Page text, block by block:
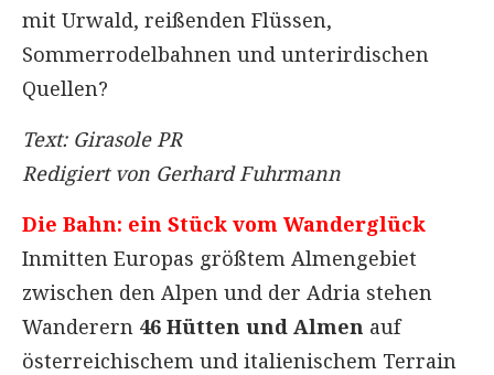
mit Urwald, reißenden Flüssen,
Sommerrodelbahnen und unterirdischen
Quellen?
Text: Girasole PR
Redigiert von Gerhard Fuhrmann
Die Bahn: ein Stück vom Wanderglück
Inmitten Europas größtem Almengebiet
zwischen den Alpen und der Adria stehen
Wanderern 46 Hütten und Almen auf
österreichischem und italienischem Terrain